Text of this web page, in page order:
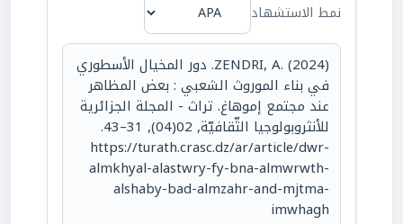
نمط الاستشهاد
ZENDRI, A. (2024). دور المخيال الأسطوري
في بناء الموروث الشعبي : بعض المظاهر
عند مجتمع إموهاغ. تراث - المجلة الجزائرية
للأنثروبولوجيا الثّقافيّة, 02(04), 31–43.
https://turath.crasc.dz/ar/article/dwr-
almkhyal-alastwry-fy-bna-almwrwth-
alshaby-bad-almzahr-and-mjtma-
imwhagh